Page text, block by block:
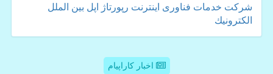
شركت خدمات فناوری اینترنت رپورتاژ اپل بین الملل
الكترونیك
اخبار کاراپیام